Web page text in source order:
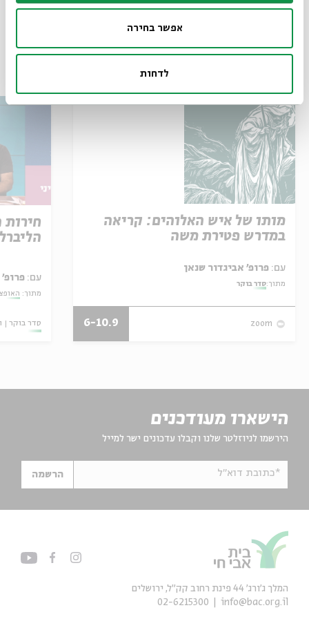
אפשר בחירה
לדחות
עוד בבית אבי חי
מותו של איש האלוהים: קריאה
במדרש פטירת משה
עם:
מתוך:סדר בוקר
zoom
6-10.9
עם: פרופ'
מתוך:
סדר בוקר
הישארו מעודכנים
הירשמו לניוזלטר שלנו וקבלו עדכונים ישר למייל
*כתובת דוא"ל הרשמה
המלך ג'ורג' 44 פינת רחוב קק״ל, ירושלים
info@bac.org.il
02-6215300